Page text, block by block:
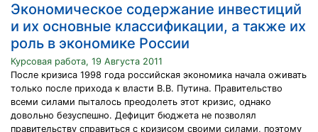
Экономическое содержание инвестиций
и их основные классификации, а также их
роль в экономике России
Курсовая работа, 19 Августа 2011
После кризиса 1998 года российская экономика начала оживать
только после прихода к власти В.В. Путина. Правительство
всеми силами пыталось преодолеть этот кризис, однако
довольно безуспешно. Дефицит бюджета не позволял
правительству справиться с кризисом своими силами, поэтому